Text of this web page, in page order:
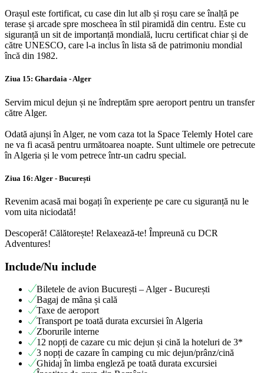
Orașul este fortificat, cu case din lut alb și roșu care se înalță pe
terase și arcade spre moscheea în stil piramidă din centru. Este cu
siguranță un sit de importanță mondială, lucru certificat chiar și de
către UNESCO, care l-a inclus în lista să de patrimoniu mondial
încă din 1982.
Ziua 15: Ghardaia - Alger
Servim micul dejun și ne îndreptăm spre aeroport pentru un transfer
către Alger.
Odată ajunși în Alger, ne vom caza tot la Space Telemly Hotel care
ne va fi acasă pentru următoarea noapte. Sunt ultimele ore petrecute
în Algeria și le vom petrece într-un cadru special.
Ziua 16: Alger - București
Revenim acasă mai bogați în experiențe pe care cu siguranță nu le
vom uita niciodată!
Descoperă! Călătorește! Relaxează-te! Împreună cu DCR
Adventures!
Include/Nu include
Biletele de avion București – Alger - București
Bagaj de mâna și cală
Taxe de aeroport
Transport pe toată durata excursiei în Algeria
Zborurile interne
12 nopți de cazare cu mic dejun și cină la hoteluri de 3*
3 nopți de cazare în camping cu mic dejun/prânz/cină
Ghidaj în limba engleză pe toată durata excursiei